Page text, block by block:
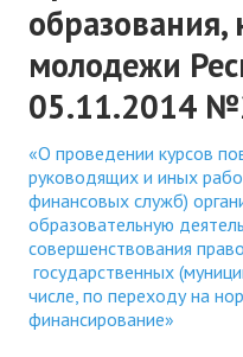
образования,
молодежи
05.11.2014
«О проведении курсов
руководящих и иных
финансовых служб)
образовательную
совершенствования
государственных
числе, по переходу на
финансирование»